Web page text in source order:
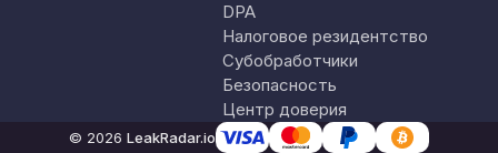
DPA
Налоговое резидентство
Субобработчики
Безопасность
Центр доверия
© 2026 LeakRadar.io